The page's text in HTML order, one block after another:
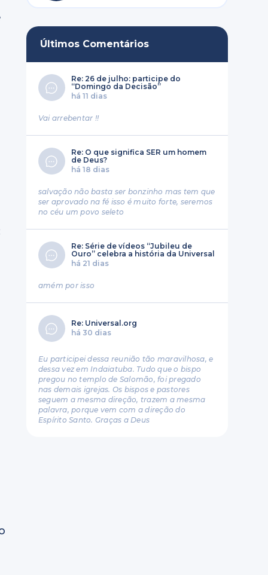
Últimos Comentários
Re: 26 de julho: participe do
“Domingo da Decisão”
há 11 dias
Vai arrebentar !!
Re: O que significa SER um homem
de Deus?
há 18 dias
salvação não basta ser bonzinho mas tem que
ser aprovado na fé isso é muito forte, seremos
no céu um povo seleto
Re: Série de vídeos “Jubileu de
Ouro” celebra a história da Universal
há 21 dias
amém por isso
Re: Universal.org
há 30 dias
Eu participei dessa reunião tão maravilhosa, e
dessa vez em Indaiatuba. Tudo que o bispo
pregou no templo de Salomão, foi pregado
nas demais igrejas. Os bispos e pastores
seguem a mesma direção, trazem a mesma
palavra, porque vem com a direção do
Espírito Santo. Graças a Deus